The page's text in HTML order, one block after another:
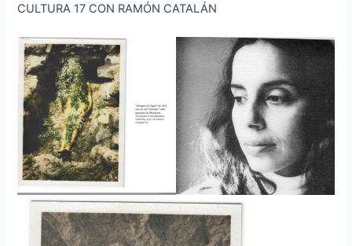
CULTURA 17 CON RAMÓN CATALÁN